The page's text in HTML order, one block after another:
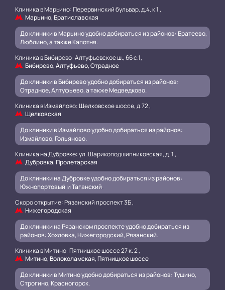
Клиника в Марьино: Перервинский бульвар, д.4. к.1 ,
Марьино, Братиславская
До клиники в Марьино удобно добираться из районов: Братеево,
Люблино, а также Капотня.
Клиника в Бибирево: Алтуфьевское ш., 66 с.1,
Бибирево, Алтуфьево, Отрадное
До клиники в Бибирево удобно добираться из районов:
Отрадное, Алтуфьево, а также Медведково.
Клиника в Измайлово: Щелковское шоссе, д.72 ,
Щелковская
До клиники в Измайлово удобно добираться из районов:
Измайлово, Гольяново.
Клиника на Дубровке: ул. Шарикоподшипниковская, д. 1 ,
Дубровка, Пролетарская
До клиники на Дубровке удобно добираться из районов:
Южнопортовый и Таганский.
Скоро открытие: Рязанский проспект 3Б ,
Нижегородская
До клиники на Рязанском проспекте удобно добираться из
районов: Хохловка, Нижегородский, Рязанский..
Клиника в Митино: Пятницкое шоссе 27 к. 2 ,
Митино, Волоколамская, Пятницкое шоссе
До клиники в Митино удобно добираться из районов: Тушино,
Строгино, Красногорск.